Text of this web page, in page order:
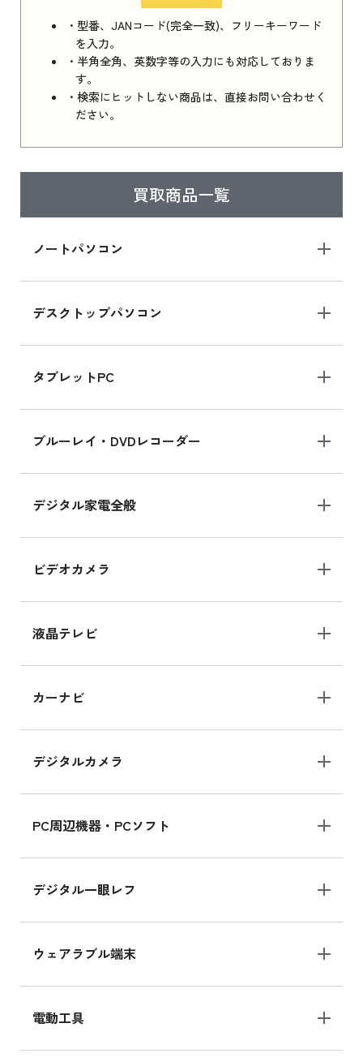
・型番、JANコード(完全一致)、フリーキーワード
を入力。
・半角全角、英数字等の入力にも対応しておりま
す。
・検索にヒットしない商品は、直接お問い合わせく
ださい。
買取商品一覧
ノートパソコン
デスクトップパソコン
タブレットPC
ブルーレイ・DVDレコーダー
デジタル家電全般
ビデオカメラ
液晶テレビ
カーナビ
デジタルカメラ
PC周辺機器・PCソフト
デジタル一眼レフ
ウェアラブル端末
電動工具
iPhone 16e シリーズ 2025 新品買取価格はこち
ら
iPad 11インチ 2025年春モデル
はこちら
ら
iPad mini シリーズ 2024
iPad mini 8.3インチ の新品買取価格
iPhone 16 シリーズ
iPhone 16 の新品買取価格
iPad Air 11インチ シリーズ
iPad Air 11インチ の新品買取価格
iPhone 15 128GB シリーズ
iPhone 15 128GB の新品買取価格
MK2K3J/Aの新品買取価格はこちら